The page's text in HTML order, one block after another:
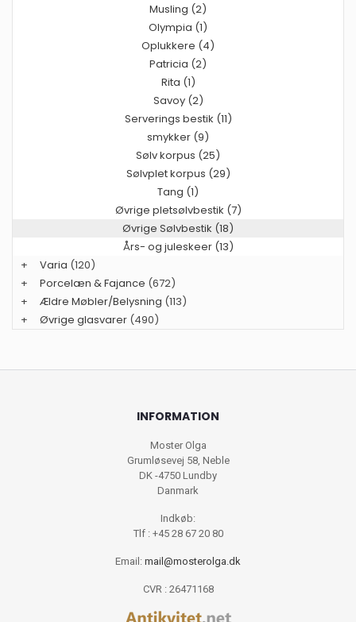
Musling (2)
Olympia (1)
Oplukkere (4)
Patricia (2)
Rita (1)
Savoy (2)
Serverings bestik (11)
smykker (9)
Sølv korpus (25)
Sølvplet korpus (29)
Tang (1)
Øvrige pletsølvbestik (7)
Øvrige Sølvbestik (18)
Års- og juleskeer (13)
+
Varia (120)
+
Porcelæn & Fajance (672)
+
Ældre Møbler/Belysning (113)
+
Øvrige glasvarer (490)
INFORMATION
Moster Olga
Grumløsevej 58, Neble
DK -4750 Lundby
Danmark
Indkøb:
Tlf : +45 28 67 20 80
Email: mail@mosterolga.dk
CVR : 26471168